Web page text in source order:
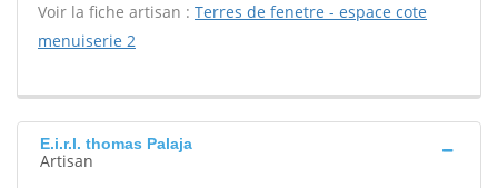
Voir la fiche artisan : Terres de fenetre - espace cote
menuiserie 2
E.i.r.l. thomas Palaja
Artisan